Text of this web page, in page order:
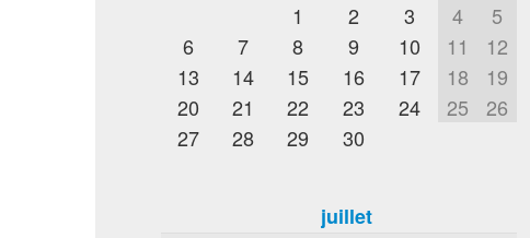
1 2 3 4
5
6
7 8 9 10 11
12
13
14 15 16 17 18
19
20
21 22 23 24 25
26
27
28 29 30
juillet